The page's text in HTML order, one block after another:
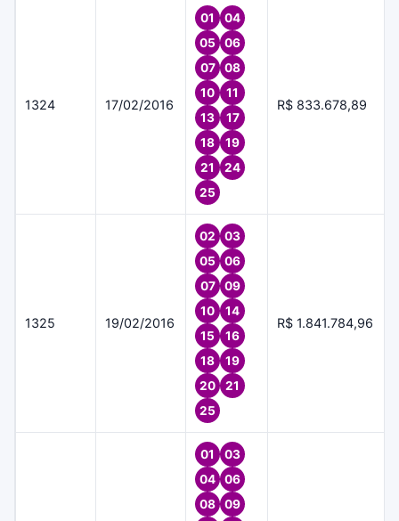
1324 17/02/2016
01
04
05
06
07
08
10
11
13
17
18
19
21
24
25
R$ 833.678,89
1325 19/02/2016
02
03
05
06
07
09
10
14
15
16
18
19
20
21
25
R$ 1.841.784,96
01
03
04
06
08
09